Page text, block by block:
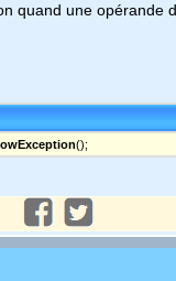
quand une opérande
();